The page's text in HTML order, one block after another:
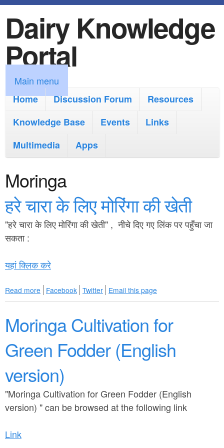
k
i
p
t
o
m
i
n
c
o
n
t
Dairy Knowledge
Portal
M
a
m
e
n
u
Main menu
Home
Discussion Forum
Resources
Knowledge Base
Events
Links
Multimedia
Apps
Moringa
हरे चारा के लिए मोरिंगा की खेती
"हरे चारा के लिए मोरिंगा की खेती" , नीचे दिए गए लिंक पर पहुँचा जा
सकता :
यहां क्लिक करे
Read more
b
u
t
रे
चा
रा
के
लि
मो
Facebook Twitter Email this page
Moringa Cultivation for
Green Fodder (English
version)
"Moringa Cultivation for Green Fodder (English
version) " can be browsed at the following link
Link